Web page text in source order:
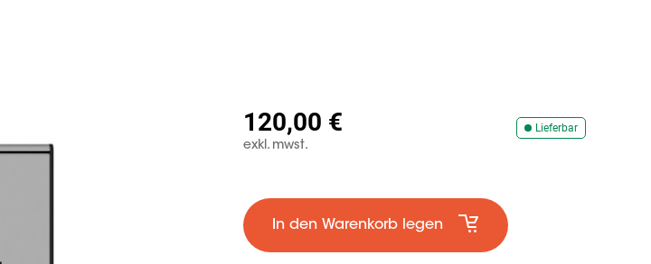
Lieferbar
120,00 €
exkl. mwst.
In den Warenkorb legen